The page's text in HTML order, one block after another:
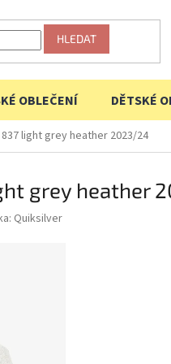
HLEDAT
OBLEČENÍ DĚTSKÉ
light grey heather 2023/24
grey heather
Quiksilver